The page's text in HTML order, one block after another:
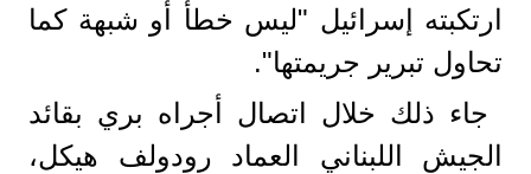
ارتكبته إسرائيل "ليس خطأً أو شبهة كما
تحاول تبرير جريمتها".
جاء ذلك خلال اتصال أجراه بري بقائد
الجيش اللبناني العماد رودولف هيكل،